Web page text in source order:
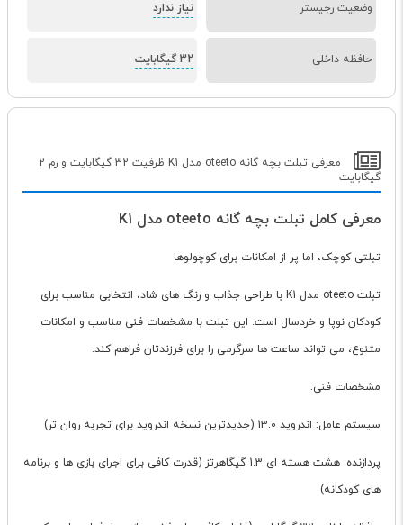
وضعیت رجیستر نیاز ندارد
حافظه داخلی 32 گیگابایت
معرفی تبلت بچه گانه oteeto مدل K1 ظرفیت 32 گیگابایت و رم 2
گیگابایت
معرفی کامل تبلت بچه گانه oteeto مدل K1
تبلتی کوچک، اما پر از امکانات برای کوچولوها
تبلت oteeto مدل K1 با طراحی جذاب و رنگ های شاد، انتخابی مناسب برای
کودکان نوپا و خردسال است. این تبلت با مشخصات فنی مناسب و امکانات
متنوع، می تواند ساعت ها سرگرمی را برای فرزندتان فراهم کند.
مشخصات فنی:
سیستم عامل: اندروید 13.0 (جدیدترین نسخه اندروید برای تجربه روان تر)
پردازنده: هشت هسته ای 1.3 گیگاهرتز (قدرت کافی برای اجرای بازی ها و برنامه
های کودکانه)